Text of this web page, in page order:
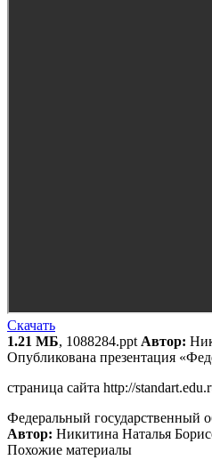
Скачать
1.21 МБ, 1088284.ppt Автор:
Опубликована презентация
страница сайта http://
Федеральный государственный
Автор: Никитина Наталья
Похожие материалы